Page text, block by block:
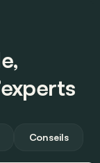
Conseils